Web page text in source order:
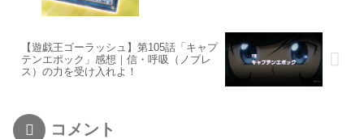
【遊戯王ゴーラッシュ】第105話「キャプ
テンエポック」感想｜信・呼吸（ノブレ
ス）の力を受け入れよ！
コメント